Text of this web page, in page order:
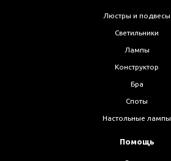
Люстры и подвесы
Светильники
Лампы
Конструктор
Бра
Споты
Настольные лампы
Помощь